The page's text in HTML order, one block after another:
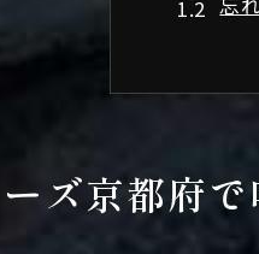
プ
京
プ
京都府
ズ京都府